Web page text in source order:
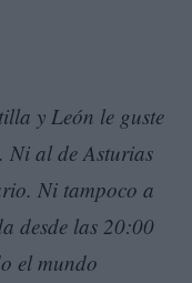
y León le guste
Ni al de Asturias
Ni tampoco a
desde las 20:00
el mundo